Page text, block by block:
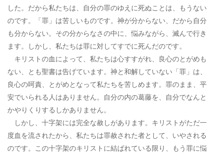
した。だから私たちは、自分の罪のゆえに死ぬことは、もうない
のです。「罪」は苦しいものです。神が分からない、だから自分
も分からない。その分からなさの中に、悩みながら、滅んで行き
ます。しかし、私たちは罪に対してすでに死んだのです。
キリストの血によって、私たちは心すすがれ、良心のとがめも
ない、とも聖書は告げています。神と和解していない「罪」は、
良心の呵責、とがめとなって私たちを苦しめます。罪のまま、平
安でいられる人はありません。自分の内の葛藤を、自分でなんと
かやりくりするしかありません。
しかし、十字架には完全な赦しがあります。キリストがただ一
度血を流されたから、私たちは罪赦された者として、いやされる
のです。この十字架のキリストに結ばれている限り、もう罪に悩